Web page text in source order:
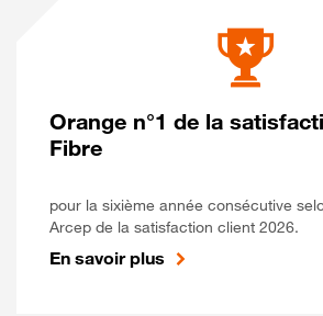
Orange n°1 de la
Fibre
pour la sixième année consécutive
Arcep de la satisfaction client 2026.
En savoir plus